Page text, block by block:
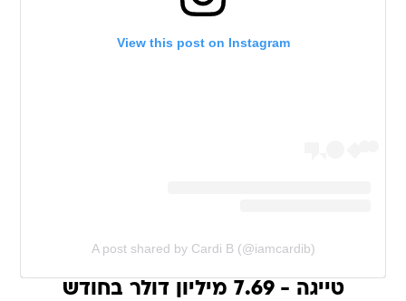
View this post on Instagram
A post shared by Cardi B (@iamcardib)
טייגה - 7.69 מיליון דולר בחודש